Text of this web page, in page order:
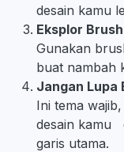
desain kamu
Eksplor
Gunakan
buat nambah
Jangan Lupa
Ini tema
desain kamu
garis utama.